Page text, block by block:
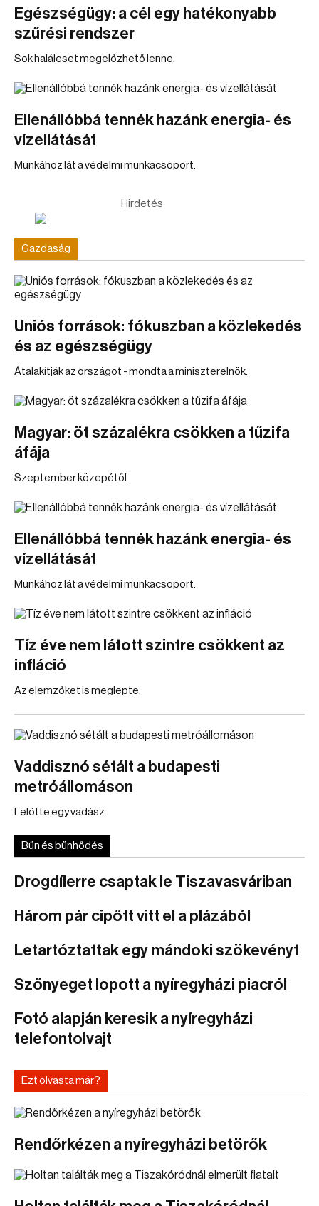
Egészségügy: a cél egy hatékonyabb
szűrési rendszer
Sok haláleset megelőzhető lenne.
Ellenállóbbá tennék hazánk energia- és
vízellátását
Munkához lát a védelmi munkacsoport.
Hirdetés
Gazdaság
Uniós források: fókuszban a közlekedés
és az egészségügy
Átalakítják az országot - mondta a miniszterelnök.
Magyar: öt százalékra csökken a tűzifa
áfája
Szeptember közepétől.
Ellenállóbbá tennék hazánk energia- és
vízellátását
Munkához lát a védelmi munkacsoport.
Tíz éve nem látott szintre csökkent az
infláció
Az elemzőket is meglepte.
Vaddisznó sétált a budapesti
metróállomáson
Lelőtte egy vadász.
Bűn és bűnhődés
Drogdílerre csaptak le Tiszavasváriban
Három pár cipőtt vitt el a plázából
Letartóztattak egy mándoki szökevényt
Szőnyeget lopott a nyíregyházi piacról
Fotó alapján keresik a nyíregyházi
telefontolvajt
Ezt olvasta már?
Rendőrkézen a nyíregyházi betörők